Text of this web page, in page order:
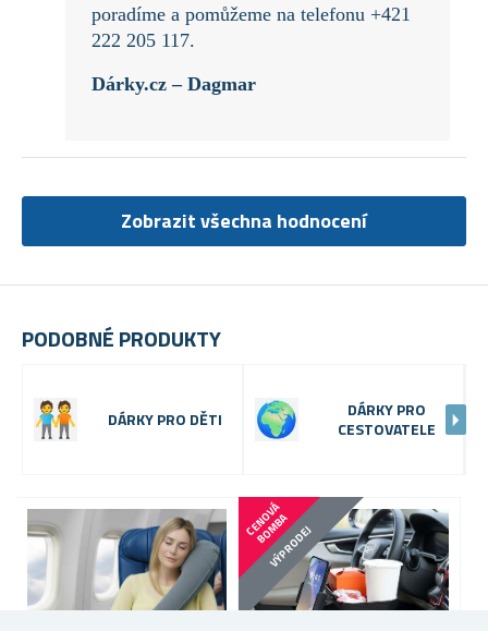
PODOBNÉ PRODUKTY
DÁRKY PRO DĚTI
DÁRKY PRO
CESTOVATELE
C
E
N
O
V
Á
B
O
M
B
A
VÝPRODEJ
poradíme a pomůžeme na telefonu +421
222 205 117.
Dárky.cz – Dagmar
Zobrazit všechna hodnocení